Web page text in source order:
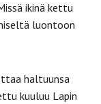
ikinä kettu
luontoon
haltuunsa
kuuluu Lapin